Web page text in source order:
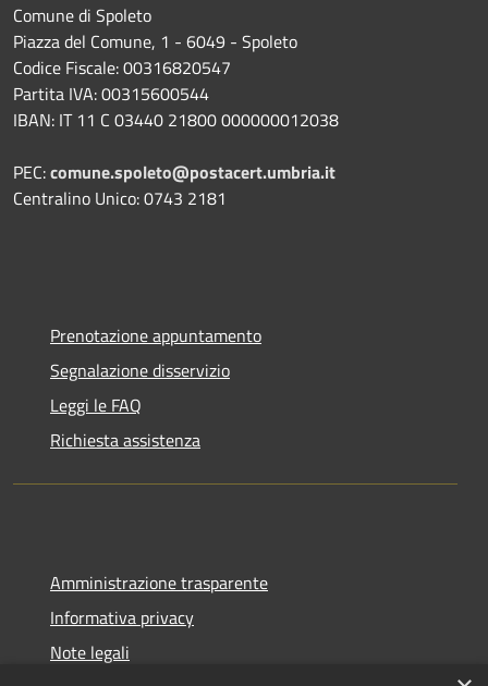
Comune di Spoleto
Piazza del Comune, 1 - 6049 - Spoleto
Codice Fiscale: 00316820547
Partita IVA: 00315600544
IBAN: IT 11 C 03440 21800 000000012038
PEC:comune.spoleto@postacert.umbria.it
Centralino Unico: 0743 2181
Prenotazione appuntamento
Segnalazione disservizio
Leggi le FAQ
Richiesta assistenza
Amministrazione trasparente
Informativa privacy
Note legali